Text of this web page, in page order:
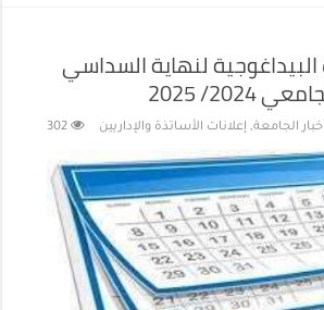
البيداغوجية لنهاية السداسي
2025
أخبار الجامعة, إعلانات الأساتذة والإداريين 302